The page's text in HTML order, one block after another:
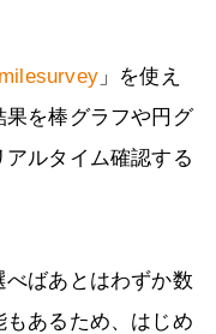
」を使え
を棒グラフや円グ
ルタイム確認する
ばあとはわずか数
あるため、はじめ